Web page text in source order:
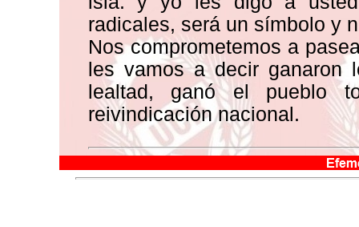
radicales, será un símbolo y
Nos comprometemos a
les vamos a decir ganaron
lealtad, ganó el pueblo
reivindicación nacional.